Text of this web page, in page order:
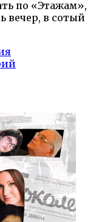
по «Этажам»,
вечер, в сотый